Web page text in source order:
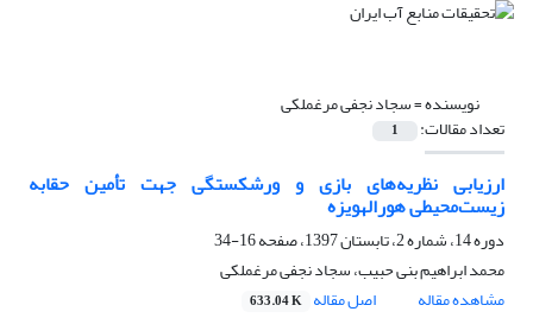
نویسنده =سجاد نجفی مرغملکی
تعداد مقالات: 1
ارزیابی نظریه‌های ‌بازی و ورشکستگی جهت تأمین حقابه‌
زیست‌محیطی هورالهویزه
دوره 14، شماره 2، تابستان 1397، صفحه
16-34
محمد ابراهیم بنی حبیب، سجاد نجفی مرغملکی
مشاهده مقاله
اصل مقاله 633.04 K